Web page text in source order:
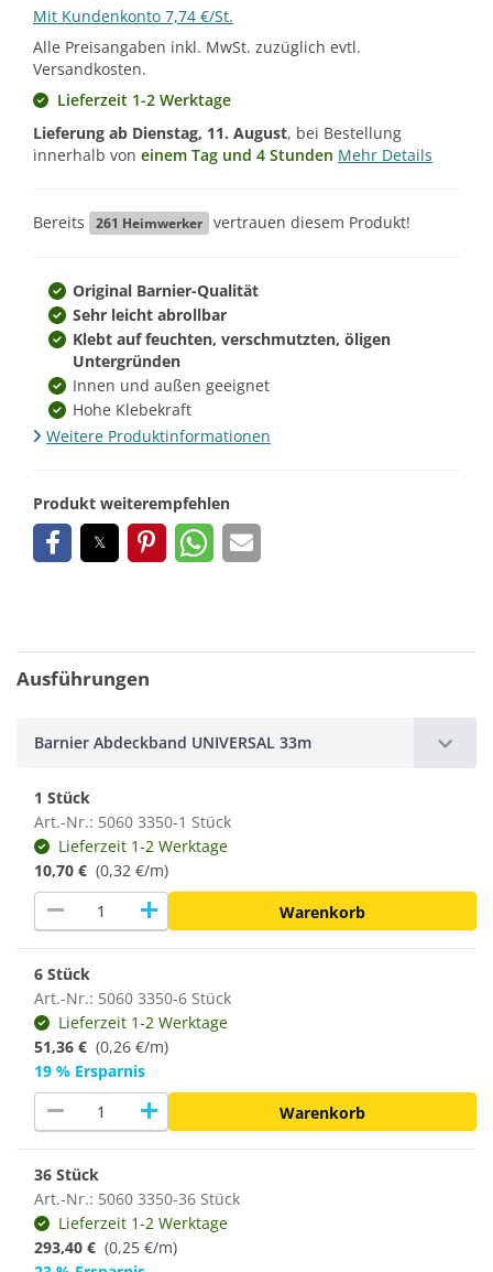
Mit Kundenkonto 7,74 €/St.
Alle Preisangaben inkl. MwSt. zuzüglich evtl.
Versandkosten.
Lieferzeit 1-2 Werktage
Lieferung ab Dienstag, 11. August, bei Bestellung
innerhalb von einem Tag und 4 Stunden Mehr Details
Bereits 261 Heimwerker vertrauen diesem Produkt!
Original Barnier-Qualität
Sehr leicht abrollbar
Klebt auf feuchten, verschmutzten, öligen
Untergründen
Innen und außen geeignet
Hohe Klebekraft
Weitere Produktinformationen
Produkt weiterempfehlen
Ausführungen
Barnier Abdeckband UNIVERSAL 33m
1 Stück
Art.-Nr.: 5060 3350-1 Stück
Lieferzeit 1-2 Werktage
10,70 € (0,32 €/m)
remove add Warenkorb
6 Stück
Art.-Nr.: 5060 3350-6 Stück
Lieferzeit 1-2 Werktage
51,36 € (0,26 €/m)
19 % Ersparnis
remove add Warenkorb
36 Stück
Art.-Nr.: 5060 3350-36 Stück
Lieferzeit 1-2 Werktage
293,40 € (0,25 €/m)